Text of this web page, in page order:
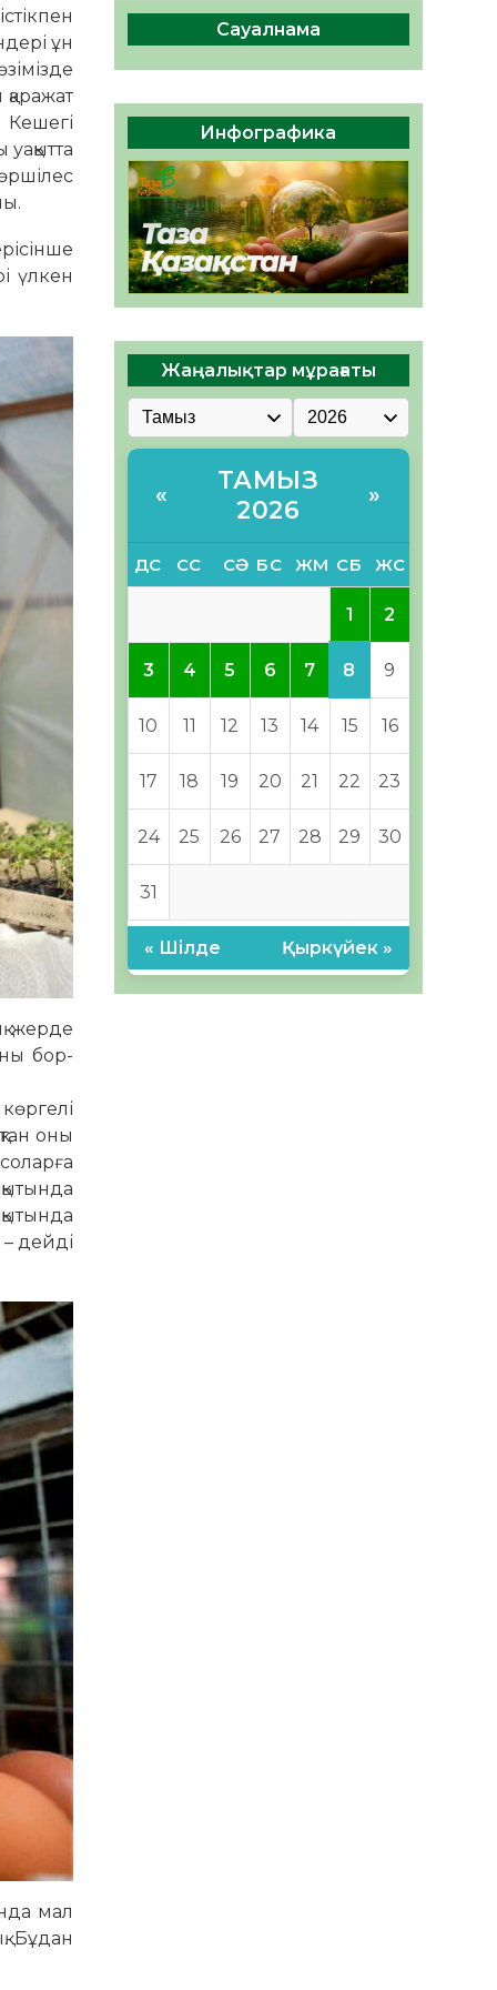
ұн
Кешегі
үлкен
жерде
бор­
оны
дейді
мал
Бұдан
Руслан Рүстемұлы облыс
әкімінің кеңесшісі болып
тағайындалды
05.08.2026
53 0
Сауалнама
Инфографика
Жаңалықтар мұрағаты
«
ТАМЫЗ
2026
»
ДС СС СӘ БС ЖМ СБ ЖС
1 2
3 4 5 6 7 8 9
10 11 12 13 14 15 16
17 18 19 20 21 22 23
24 25 26 27 28 29 30
31
« Шілде Қыркүйек »